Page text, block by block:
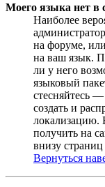
Моего языка нет в
Наиболее
на форуме,
на ваш язык.
ли у него
языковый
стесняйтесь
создать и
получить на
внизу
Вернуться